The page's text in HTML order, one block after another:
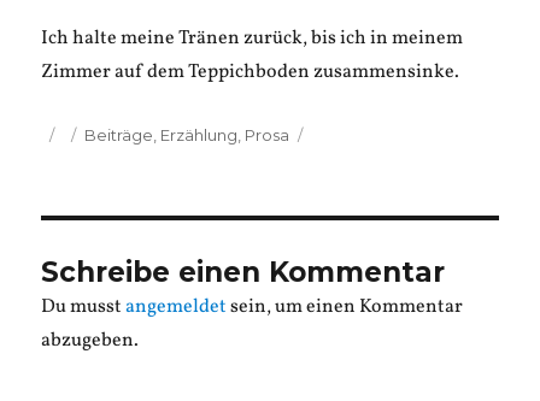
Ich halte meine Tränen zurück, bis ich in meinem
Zimmer auf dem Teppichboden zusammensinke.
Veröffentlicht
Kategorien
Beiträge Erzählung Prosa
Schreibe einen Kommentar
Du musstangemeldetsein, um einen Kommentar
abzugeben.